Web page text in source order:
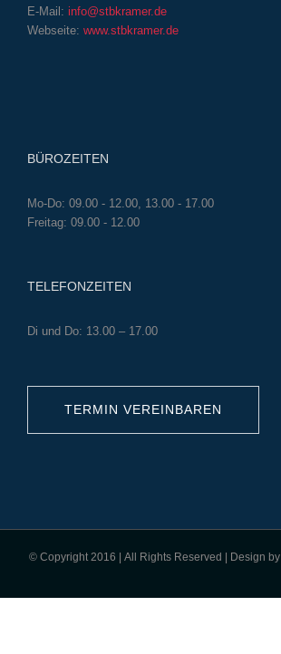
E-Mail: info@stbkramer.de
Webseite: www.stbkramer.de
BÜROZEITEN
Mo-Do: 09.00 - 12.00, 13.00 - 17.00
Freitag: 09.00 - 12.00
TELEFONZEITEN
Di und Do: 13.00 – 17.00
TERMIN VEREINBAREN
© Copyright 2016 | All Rights Reserved | Design by